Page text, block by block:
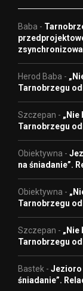
Baba -
Herod Baba -
Tarnobrzegu
Szczepan - „Nie
Tarnobrzegu
Obiektywna -
na śniadanie”.
Obiektywna -
Tarnobrzegu
Szczepan - „Nie
Tarnobrzegu
Bastek - Jezioro
śniadanie”.